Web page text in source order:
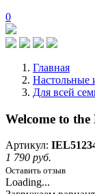
0
Главная
Настольные
Для всей
Welcome to
Артикул:
1 790 руб.
Оставить отзыв
Loading...